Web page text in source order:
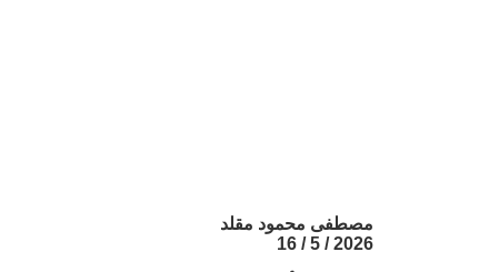
مصطفى محمود مقلد
2026 / 5 / 16